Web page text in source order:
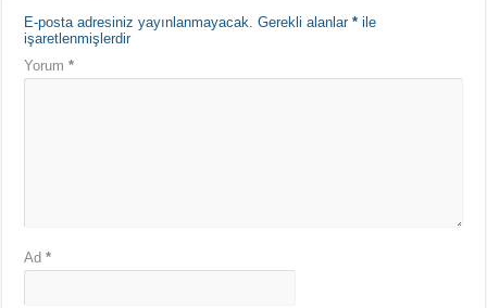
E-posta adresiniz yayınlanmayacak. Gerekli alanlar* ile
işaretlenmişlerdir
Yorum*
Ad*